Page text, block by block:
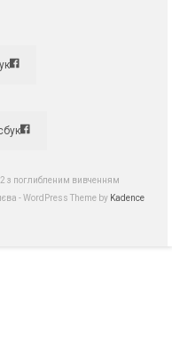
з поглибленим вивченням
- WordPress Theme by Kadence